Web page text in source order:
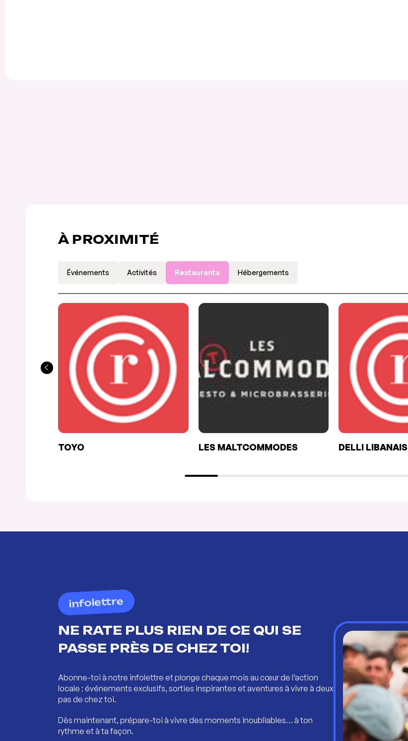
À PROXIMITÉ
Événements Activités Restaurants Hébergements
TOYO LES MALTCOMMODES DELLI LIBANAIS
infolettre
NE RATE PLUS RIEN DE CE QUI SE
PASSE PRÈS DE CHEZ TOI!
Abonne-toi à notre infolettre et plonge chaque mois au cœur de l’action
locale : événements exclusifs, sorties inspirantes et aventures à vivre à deux
pas de chez toi.
Dès maintenant, prépare-toi à vivre des moments inoubliables… à ton
rythme et à ta façon.